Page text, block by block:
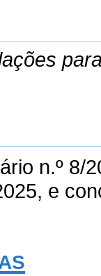
n.º 8/
e